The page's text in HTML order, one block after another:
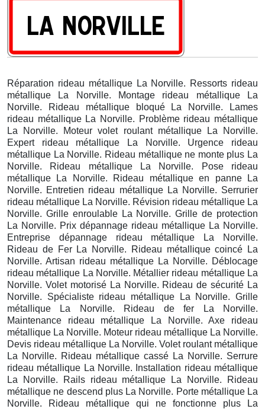
Réparation rideau métallique La Norville. Ressorts rideau
métallique La Norville. Montage rideau métallique La
Norville. Rideau métallique bloqué La Norville. Lames
rideau métallique La Norville. Problème rideau métallique
La Norville. Moteur volet roulant métallique La Norville.
Expert rideau métallique La Norville. Urgence rideau
métallique La Norville. Rideau métallique ne monte plus La
Norville. Rideau métallique La Norville. Pose rideau
métallique La Norville. Rideau métallique en panne La
Norville. Entretien rideau métallique La Norville. Serrurier
rideau métallique La Norville. Révision rideau métallique La
Norville. Grille enroulable La Norville. Grille de protection
La Norville. Prix dépannage rideau métallique La Norville.
Entreprise dépannage rideau métallique La Norville.
Rideau de Fer La Norville. Rideau métallique coincé La
Norville. Artisan rideau métallique La Norville. Déblocage
rideau métallique La Norville. Métallier rideau métallique La
Norville. Volet motorisé La Norville. Rideau de sécurité La
Norville. Spécialiste rideau métallique La Norville. Grille
métallique La Norville. Rideau de fer La Norville.
Maintenance rideau métallique La Norville. Axe rideau
métallique La Norville. Moteur rideau métallique La Norville.
Devis rideau métallique La Norville. Volet roulant métallique
La Norville. Rideau métallique cassé La Norville. Serrure
rideau métallique La Norville. Installation rideau métallique
La Norville. Rails rideau métallique La Norville. Rideau
métallique ne descend plus La Norville. Porte métallique La
Norville. Rideau métallique qui ne fonctionne plus La